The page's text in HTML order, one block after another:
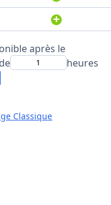
après le
de
heures
Classique